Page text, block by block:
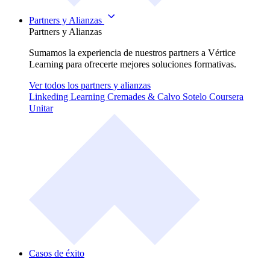
Partners y Alianzas
Partners y Alianzas
Sumamos la experiencia de nuestros partners a Vértice
Learning para ofrecerte mejores soluciones formativas.
Ver todos los partners y alianzas
Linkeding Learning Cremades & Calvo Sotelo Coursera
Unitar
Casos de éxito